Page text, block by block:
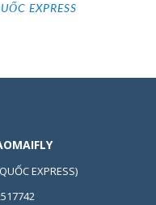
EXPRESS
EXPRESS)